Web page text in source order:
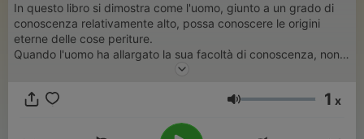
In questo libro si dimostra come l'uomo, giunto a un grado di
conoscenza relativamente alto, possa conoscere le origini
eterne delle cose periture.
Quando l'uomo ha allargato la sua facoltà di conoscenza, non
ha più bisogno di documenti esteriori per studiare il passato;
avvenimenti ciò che non è percepibile ai sensi, ciò che in essi vi
Dalla storia transitoria passa a quella eterna. Certo,
Volume 1 x